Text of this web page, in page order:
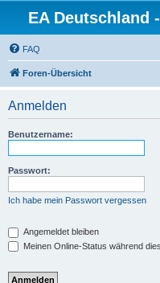
EA Deutschland
FAQ
Foren-Übersicht
Anmelden
Benutzername:
Passwort:
Ich habe mein Passwort vergessen
Angemeldet bleiben
Meinen Online-Status während